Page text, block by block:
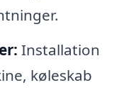
Installation
køleskab